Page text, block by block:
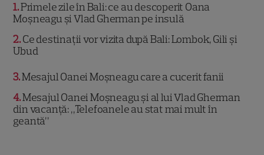
1 Primele zile în Bali: ce au descoperit Oana
Moșneagu și Vlad Gherman pe insulă
2 Ce destinații vor vizita după Bali: Lombok, Gili și
Ubud
3 Mesajul Oanei Moșneagu care a cucerit fanii
4 Mesajul Oanei Moșneagu și al lui Vlad Gherman
din vacanță: „Telefoanele au stat mai mult în
geantă”